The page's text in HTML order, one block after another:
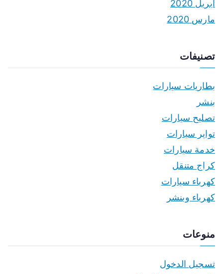
أبريل 2020
مارس 2020
تصنيفات
بطاريات سيارات
بنشر
تصليح سيارات
تواير سيارات
خدمة سيارات
كراج متنقل
كهرباء سيارات
كهرباء وبنشر
منوعات
تسجيل الدخول